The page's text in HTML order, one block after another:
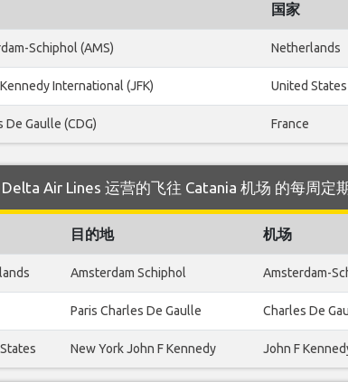
国家
Schiphol (AMS) Netherlands
International (JFK) United States
De Gaulle (CDG) France
Delta Air Lines 运营的飞往 Catania 机场 的每周定
目的地 机场
Amsterdam Schiphol Amsterdam-
Paris Charles De Gaulle Charles De
New York John F Kennedy John F